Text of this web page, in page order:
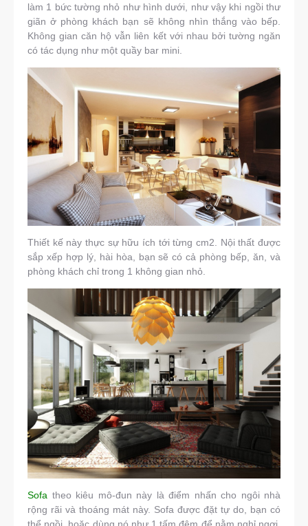
làm 1 bức tường nhỏ như hình dưới, như vậy khi ngồi thư
giãn ở phòng khách bạn sẽ không nhìn thắng vào bếp.
Không gian căn hộ vẫn liên kết với nhau bởi tường ngăn
có tác dụng như một quầy bar mini.
Thiết kế này thực sự hữu ích tới từng cm2. Nội thất được
sắp xếp hợp lý, hài hòa, bạn sẽ có cả phòng bếp, ăn, và
phòng khách chỉ trong 1 không gian nhỏ.
Sofa theo kiêu mô-đun này là điểm nhấn cho ngôi nhà
rộng rãi và thoáng mát này. Sofa được đặt tự do, bạn có
thể ngồi hoặc dùng nó như 1 tấm đệm để nằm nghỉ ngơi,